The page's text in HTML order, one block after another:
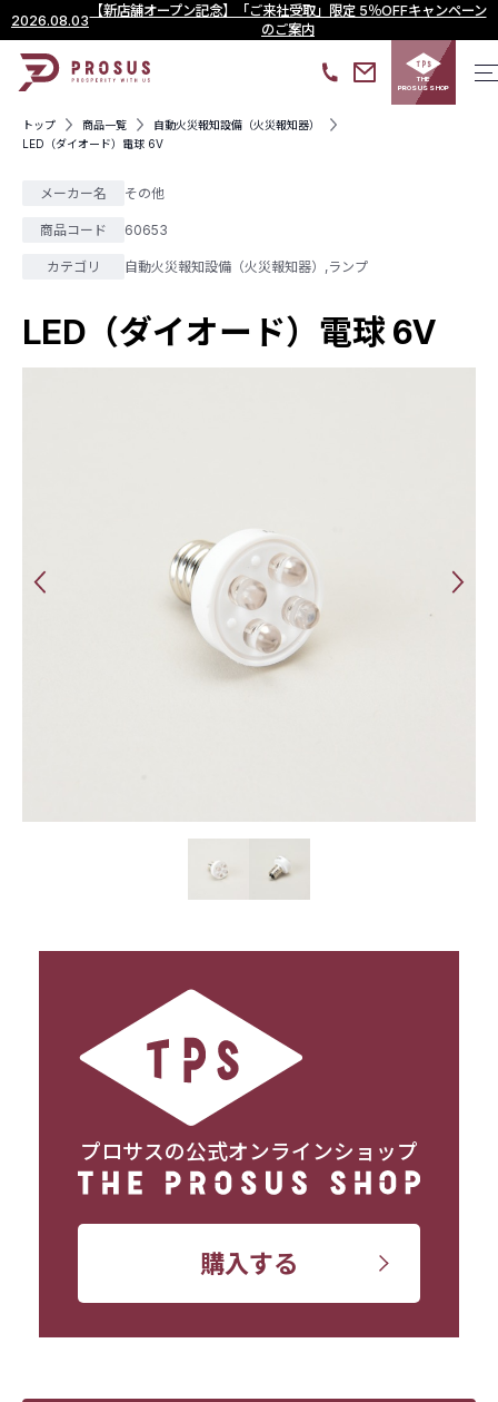
2026.08.03
【新店舗オープン記念】「ご来社受取」限定 5％OFFキャンペーン
のご案内
THE
PROSUS SHOP
トップ 商品一覧
自動火災報知設備（火災報知器）
LED（ダイオード）電球 6V
メーカー名 その他
商品コード 60653
カテゴリ 自動火災報知設備（火災報知器） ,ランプ
LED（ダイオード）電球 6V
プロサスの公式オンラインショップ
購入する